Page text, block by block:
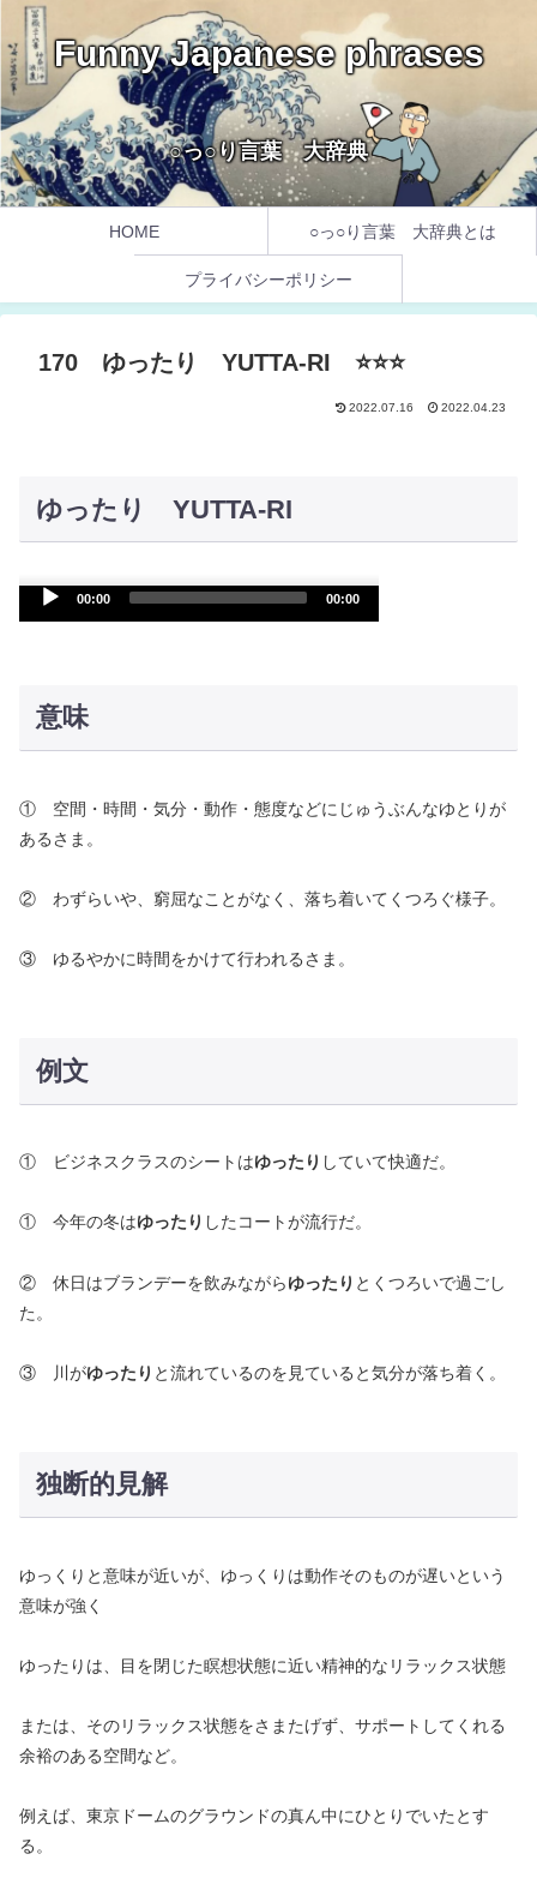
Funny Japanese phrases
○っ○り言葉 大辞典
HOME ○っ○り言葉 大辞典とは
プライバシーポリシー
170 ゆったり YUTTA-RI ⭐️⭐️⭐️
2022.07.16 2022.04.23
ゆったり YUTTA-RI
Audio
00:00 00:00
意味
① 空間・時間・気分・動作・態度などにじゅうぶんなゆとりが
あるさま。
② わずらいや、窮屈なことがなく、落ち着いてくつろぐ様子。
③ ゆるやかに時間をかけて行われるさま。
例文
① ビジネスクラスのシートはゆったり していて快適だ。
① 今年の冬はゆったり したコートが流行だ。
② 休日はブランデーを飲みながらゆったり とくつろいで過ごし
た。
③ 川がゆったり と流れているのを見ていると気分が落ち着く。
独断的見解
ゆっくりと意味が近いが、ゆっくりは動作そのものが遅いという
意味が強く
ゆったりは、目を閉じた瞑想状態に近い精神的なリラックス状態
または、そのリラックス状態をさまたげず、サポートしてくれる
余裕のある空間など。
例えば、東京ドームのグラウンドの真ん中にひとりでいたとす
る。